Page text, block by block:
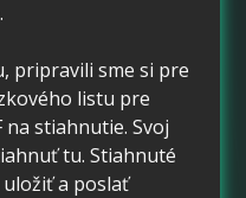
pripravili sme si pre
listu pre
stiahnutie. Svoj
tu. Stiahnuté
uložiť a poslať